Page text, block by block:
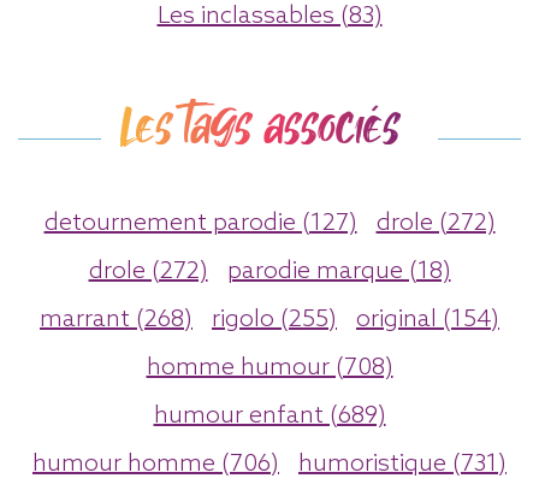
Les inclassables (83)
Les tags associés
detournement parodie (127)
drole (272)
drole (272)
parodie marque (18)
marrant (268)
rigolo (255)
original (154)
homme humour (708)
humour enfant (689)
humour homme (706)
humoristique (731)